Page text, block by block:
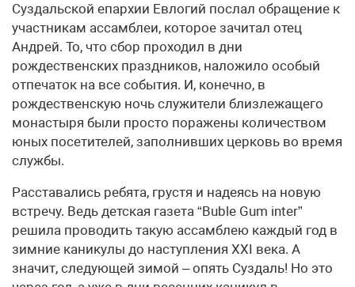
Суздальской епархии Евлогий послал обращение к
участникам ассамблеи, которое зачитал отец
Андрей. То, что сбор проходил в дни
рождественских праздников, наложило особый
отпечаток на все события. И, конечно, в
рождественскую ночь служители близлежащего
монастыря были просто поражены количеством
юных посетителей, заполнивших церковь во время
службы.
Расставались ребята, грустя и надеясь на новую
встречу. Ведь детская газета “Buble Gum inter”
решила проводить такую ассамблею каждый год в
зимние каникулы до наступления XXI века. А
значит, следующей зимой – опять Суздаль! Но это